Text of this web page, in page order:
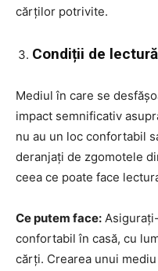
cărților potrivite.
Condiții de
Mediul în care se
impact semnificativ
nu au un loc confortabil
deranjați de zgomotele
ceea ce poate face
Ce putem face:
confortabil în casă, cu
cărți. Crearea unui